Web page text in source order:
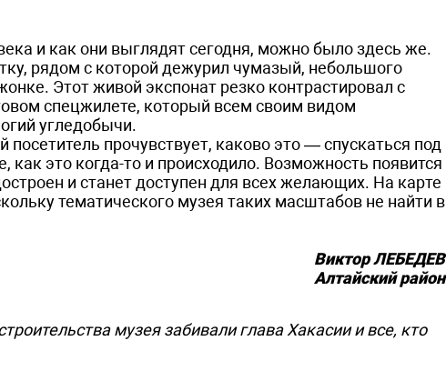
и как они выглядят сегодня, можно было здесь же.
рядом с которой дежурил чумазый, небольшого
Этот живой экспонат резко контрастировал с
спецжилете, который всем своим видом
угледобычи.
прочувствует, каково это — спускаться под
это когда-то и происходило. Возможность появится
и станет доступен для всех желающих. На карте
тематического музея таких масштабов не найти в
Виктор ЛЕБЕДЕВ
Алтайский район
музея забивали глава Хакасии и все, кто